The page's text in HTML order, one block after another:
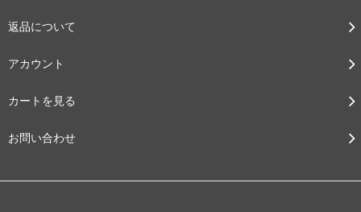
返品について
アカウント
カートを見る
お問い合わせ